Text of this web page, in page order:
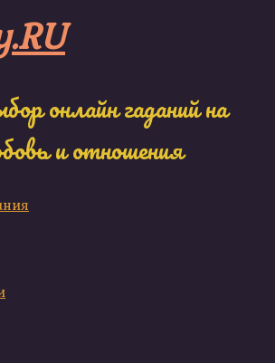
онлайн гаданий на
и отношения